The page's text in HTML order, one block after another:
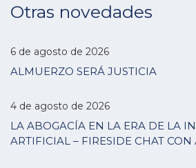
Otras novedades
6 de agosto de 2026
ALMUERZO SERÁ JUSTICIA
4 de agosto de 2026
LA ABOGACÍA EN LA ERA DE LA
ARTIFICIAL – FIRESIDE CHAT